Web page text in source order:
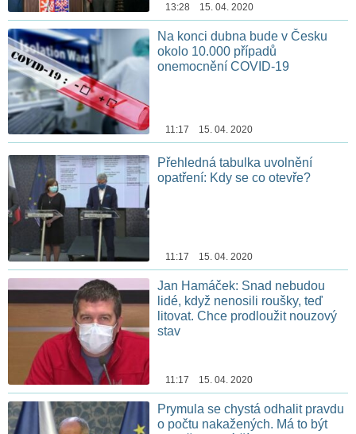
13:28 15. 04. 2020
Na konci dubna bude v Česku
okolo 10.000 případů
onemocnění COVID-19
11:17 15. 04. 2020
Přehledná tabulka uvolnění
opatření: Kdy se co otevře?
11:17 15. 04. 2020
Jan Hamáček: Snad nebudou
lidé, když nenosili roušky, teď
litovat. Chce prodloužit nouzový
stav
11:17 15. 04. 2020
Prymula se chystá odhalit pravdu
o počtu nakažených. Má to být